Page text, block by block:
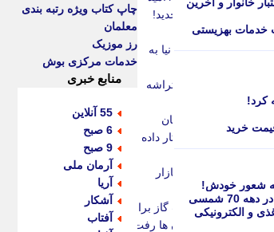
خدمات بهزیستی
کرد!
به شعور خودش!
شمسی
چک های کاغذی و الکترونیکی
با دل چرکین در تیم جدید!
اموال ساعدی نیا به
برای استفاده از تراشه
تند زیدآبادی به سخنان
صریحاً دستور به کشتار داده
طلا، سکه و دلار در بازار
چه عددی رسید؟
گاز جدی شد؛ صنعت گاز برای
سراغ دانش بنیان ها رفت
چاپ کتاب ویژه رتبه بندی
معلمان
رز موزیک
خدمات مرکزی بوش
منابع خبری
55 آنلاین
6 صبح
9 صبح
آرمان ملی
آریا
آشکار
آفتاب